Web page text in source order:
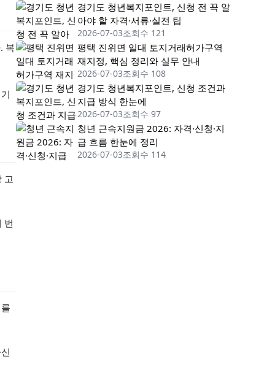
복
고
번
경기도 청년복지포인트, 신청 전 꼭 알
아야 할 자격·서류·실전 팁
2026-07-03조회수 121
평택 진위면 일대 토지거래허가구역
재지정, 핵심 정리와 실무 안내
2026-07-03조회수 108
경기도 청년복지포인트, 신청 조건과
지급 방식 한눈에
2026-07-03조회수 97
청년 근속지원금 2026: 자격·신청·지
급 흐름 한눈에 정리
2026-07-03조회수 114